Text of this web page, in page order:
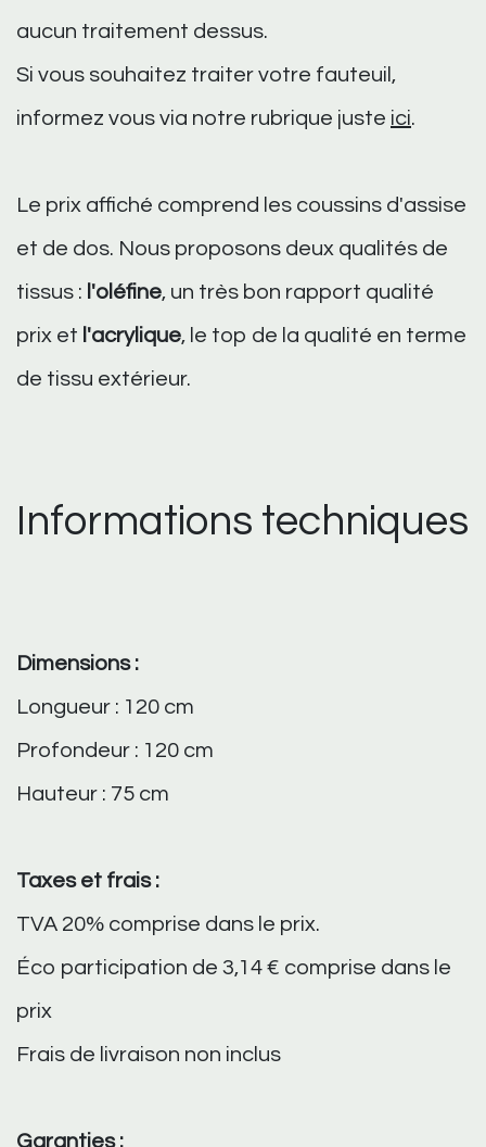
aucun traitement dessus.
Si vous souhaitez traiter votre fauteuil,
informez vous via notre rubrique juste i​​ci.
Le prix affiché comprend les coussins d'assise
et de dos. Nous proposons deux qualités de
tissus : l'oléfine, un très bon rapport qualité
prix et l'acrylique, le top de la qualité en terme
de tissu extérieur.
Informations techniques
Dimensions :
Longueur : 120 cm
Profondeur : 120 cm
Hauteur : 75 cm
Taxes et frais :
TVA 20% comprise dans le prix.
Éco participation de 3,14 € comprise dans le
prix
Frais de livraison non inclus
Garanties :